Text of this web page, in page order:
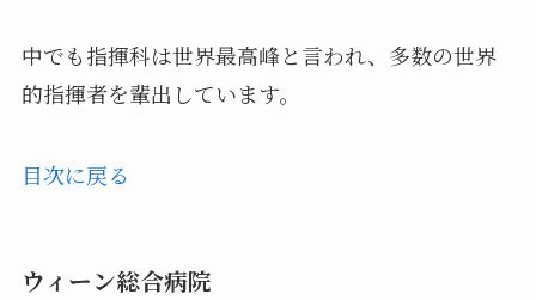
中でも指揮科は世界最高峰と言われ、多数の世界
的指揮者を輩出しています。
目次に戻る
ウィーン総合病院